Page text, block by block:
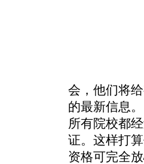
会，他们将
的最新信息
所有院校都
证。这样打
资格可完全放